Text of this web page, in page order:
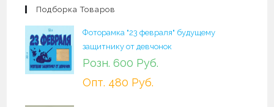
Подборка Товаров
Фоторамка "23 февраля" будущему
защитнику от девчонок
Розн. 600 Руб.
Опт. 480 Руб.